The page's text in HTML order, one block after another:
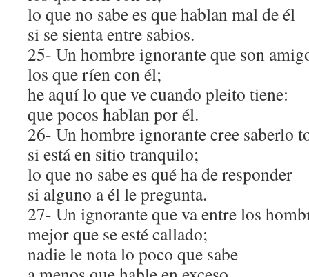
lo que no sabe es que hablan mal de él
si se sienta entre sabios.
25- Un hombre ignorante que son
los que ríen con él;
he aquí lo que ve cuando pleito tiene:
que pocos hablan por él.
26- Un hombre ignorante cree saberlo
si está en sitio tranquilo;
lo que no sabe es qué ha de responder
si alguno a él le pregunta.
27- Un ignorante que va entre los
mejor que se esté callado;
nadie le nota lo poco que sabe